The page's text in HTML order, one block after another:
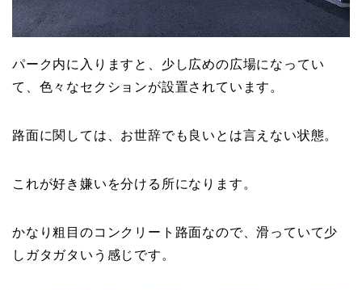
パーク内に入りますと、少し広めの広場になってい
て、色々なセクションが設置されています。
路面に関しては、お世辞でも良いとは言えない状態。
これが好き嫌いを分ける所になります。
かなり粗目のコンクリート路面なので、滑っていて少
しガタガタいう感じです。